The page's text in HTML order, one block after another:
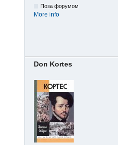
Поза форумом
More info
Don Kortes